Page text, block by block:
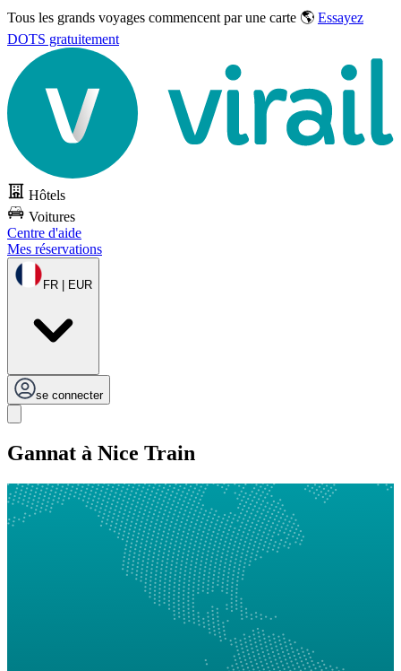
Tous les grands voyages commencent par une carte 🌎 Essayez
DOTS gratuitement
Hôtels
Voitures
Centre d'aide
Mes réservations
FR | EUR
se connecter
Gannat à Nice Train